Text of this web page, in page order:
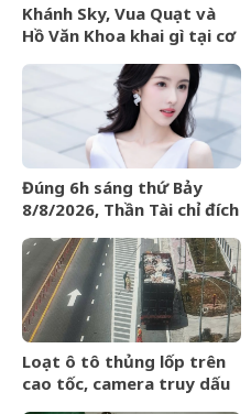
Khánh Sky, Vua Quạt và
Hồ Văn Khoa khai gì tại cơ
Đúng 6h sáng thứ Bảy
8/8/2026, Thần Tài chỉ đích
hố vàng, tiền bạc ùa về
nhà như lũ cuốn
Loạt ô tô thủng lốp trên
cao tốc, camera truy dấu